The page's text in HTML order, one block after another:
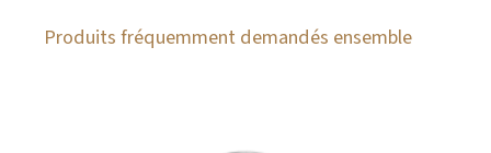
Produits fréquemment demandés ensemble